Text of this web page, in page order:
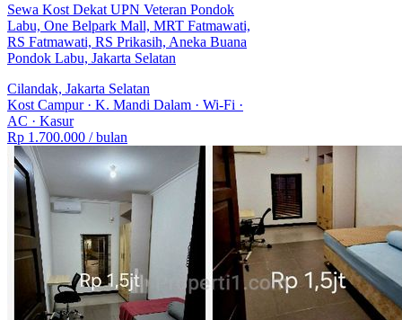
Sewa Kost Dekat UPN Veteran Pondok
Labu, One Belpark Mall, MRT Fatmawati,
RS Fatmawati, RS Prikasih, Aneka Buana
Pondok Labu, Jakarta Selatan
Cilandak, Jakarta Selatan
Kost Campur· K. Mandi Dalam · Wi-Fi ·
AC · Kasur
Rp 1.700.000 / bulan